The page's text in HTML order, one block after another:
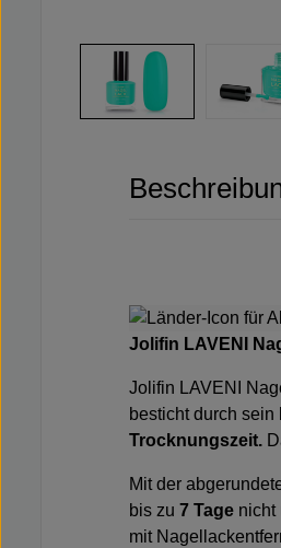
Jolifin LAVENI
Jolifin LAVENI
besticht durch sein
Trocknungszeit.
Mit der
bis zu 7 Tage nicht
mit